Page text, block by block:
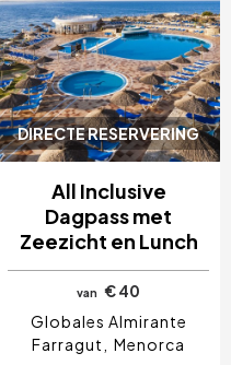
DIRECTE RESERVERING
All Inclusive
Dagpass met
Zeezicht en Lunch
van
€ 40
Globales Almirante
Farragut
Menorca